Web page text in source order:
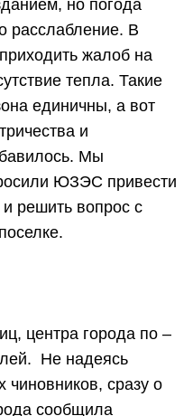
но погода
расслабление. В
жалоб на
тепла. Такие
единичны, а вот
и
Мы
ЮЗЭС привести
и решить вопрос с
центра города по –
Не надеясь
чиновников, сразу о
сообщила